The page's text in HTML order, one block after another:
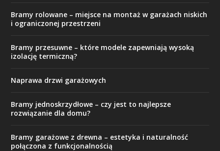
Bramy rolowane – miejsce na montaż w garażach niskich
i ograniczonej przestrzeni
Bramy przesuwne – które modele zapewniają wysoką
izolację termiczną?
Naprawa drzwi garażowych
Bramy jednoskrzydłowe – czy jest to najlepsze
rozwiązanie dla domu?
Bramy garażowe z drewna – estetyka i naturalność
połączona z funkcjonalnością